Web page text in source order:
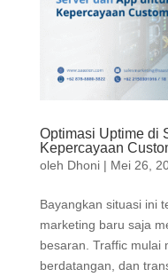
Optimasi Uptime di
Kepercayaan
oleh Dhoni| Mei 26,
Bayangkan situasi ini
marketing baru saja
besaran. Traffic mulai
berdatangan, dan